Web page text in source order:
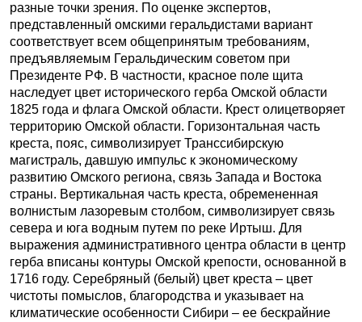
разные точки зрения. По оценке экспертов,
представленный омскими геральдистами вариант
соответствует всем общепринятым требованиям,
предъявляемым Геральдическим советом при
Президенте РФ. В частности, красное поле щита
наследует цвет исторического герба Омской области
1825 года и флага Омской области. Крест олицетворяет
территорию Омской области. Горизонтальная часть
креста, пояс, символизирует Транссибирскую
магистраль, давшую импульс к экономическому
развитию Омского региона, связь Запада и Востока
страны. Вертикальная часть креста, обремененная
волнистым лазоревым столбом, символизирует связь
севера и юга водным путем по реке Иртыш. Для
выражения административного центра области в центр
герба вписаны контуры Омской крепости, основанной в
1716 году. Серебряный (белый) цвет креста – цвет
чистоты помыслов, благородства и указывает на
климатические особенности Сибири – ее бескрайние